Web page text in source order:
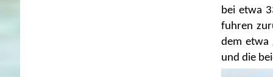
bei etwa
fuhren
dem etwa
und die